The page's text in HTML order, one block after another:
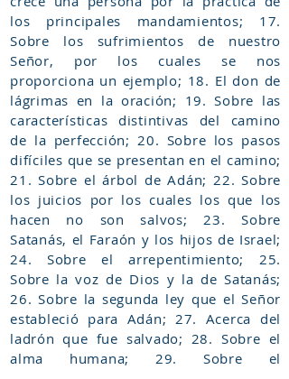
los principales mandamientos; 17.
Sobre los sufrimientos de nuestro
Señor, por los cuales se nos
proporciona un ejemplo; 18. El don de
lágrimas en la oración; 19. Sobre las
características distintivas del camino
de la perfección; 20. Sobre los pasos
difíciles que se presentan en el camino;
21. Sobre el árbol de Adán; 22. Sobre
los juicios por los cuales los que los
hacen no son salvos; 23. Sobre
Satanás, el Faraón y los hijos de Israel;
24. Sobre el arrepentimiento; 25.
Sobre la voz de Dios y la de Satanás;
26. Sobre la segunda ley que el Señor
estableció para Adán; 27. Acerca del
ladrón que fue salvado; 28. Sobre el
alma humana; 29. Sobre el